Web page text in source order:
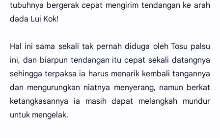
tubuhnya bergerak cepat mengirim tendangan ke arah
dada Lui Kok!
Hal ini sama sekali tak pernah diduga oleh Tosu palsu
ini, dan biarpun tendangan itu cepat sekali datangnya
sehingga terpaksa ia harus menarik kembali tangannya
dan mengurungkan niatnya menyerang, namun berkat
ketangkasannya ia masih dapat melangkah mundur
untuk mengelak.